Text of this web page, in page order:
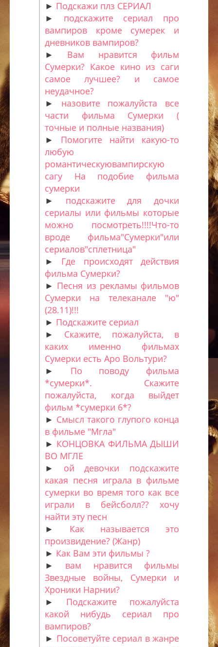
► Подскажи плз СЕРИАЛ
► подскажите сериал про
вампиров кроме сумерек и
дневников вампиров?
► Вам нравится фильм
Сумерки? Какое кино из саги
самое лучшее? и самое
неудачное?
► назовите пожалуйста все
части фильма Сумерки (
точные и полные названия)
► Помогите найти какую-то
любую
романтическуювампирскую
сагу На подобие фильма
сумерки
► подскажите для дочки
сериалы или фильмы которые
можно посмотреть!!!!Что-то
вроде фильма"Сумерки"или
сериалов"сплетница"
► Где происходят действия
фильма Сумерки?
► Песня из рекламы фильмов
Сумерки на телеканале "ю"
(28.11)!!!
► Подскажите сериал
► Скажите, пожалуйста, в
каких именно фильмах
Сумерки есть Аро Вольтури?
► По поводу фильма
*сумерки*. Скажите
пожалуйста, когда выйдет
фильм *сумерки 6*?
► Смысл такого глупого конца
в фильме "Мгла"
► КОНЦОВКА ФИЛЬМА ДЫШИ
ВО МГЛЕ
► ой девочки подскажите
какая песня играла в фильме
сумерки во время того как все
играли в бейсболл?? хочу
найти эту песн
► Как называется это
произвидение? (Жанр)
► Как Вам эти фильмы ?
► вам нравится фильмы
Звездные войны, Сумерки и
Хроники Нарнии?
► Подскажите пожалуйста
какой нибудь сериал про
вампиров?
► Посоветуйте сериал в жанре